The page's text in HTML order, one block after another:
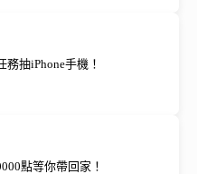
抽iPhone手機！
點等你帶回家！